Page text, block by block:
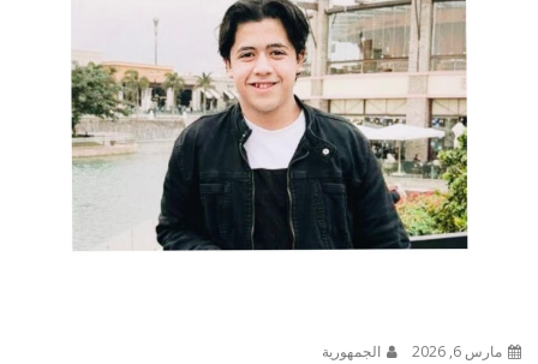
مارس 6, 2026 الجمهورية